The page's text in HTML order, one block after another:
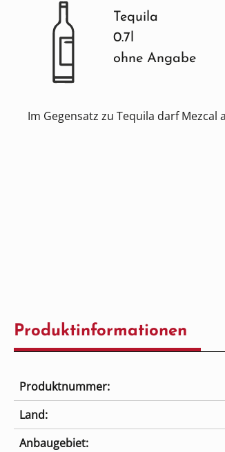
Tequila
0.7l
ohne Angabe
Im Gegensatz zu Tequila darf
Produktinformationen
Produktnummer:
Land:
Anbaugebiet: